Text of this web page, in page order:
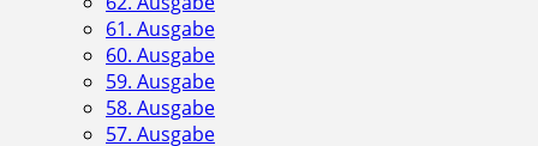
61. Ausgabe
60. Ausgabe
59. Ausgabe
58. Ausgabe
57. Ausgabe